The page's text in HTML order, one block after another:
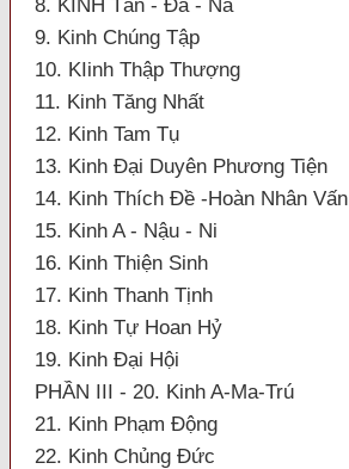
8. KINH Tán - Đà - Na
9. Kinh Chúng Tập
10. KIinh Thập Thượng
11. Kinh Tăng Nhất
12. Kinh Tam Tụ
13. Kinh Đại Duyên Phương Tiện
14. Kinh Thích Đề -Hoàn Nhân Vấn
15. Kinh A - Nậu - Ni
16. Kinh Thiện Sinh
17. Kinh Thanh Tịnh
18. Kinh Tự Hoan Hỷ
19. Kinh Đại Hội
PHẦN III - 20. Kinh A-Ma-Trú
21. Kinh Phạm Động
22. Kinh Chủng Đức